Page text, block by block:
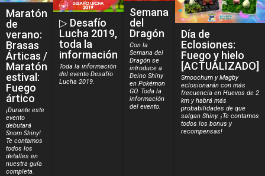
Maratón
de
verano:
Brasas
Árticas /
Maratón
estival:
Fuego
ártico
¡Durante este
evento
debutará
Snom Shiny!
Te contamos
todos los
detalles en
nuestra guía
completa.
▷ Desafío
Lucha 2019,
toda la
información
Toda la información
del evento Desafío
Lucha 2019.
Semana
del
Dragón
Con la
Semana del
Dragón se
introduce a
Deino Shiny
en Pokémon
GO. Toda la
información
del evento.
Día de
Eclosiones:
Fuego y hielo
[ACTUALIZADO]
Smoochum y Magby
eclosionarán con más
frecuencia en Huevos de 2
km y habrá más
probabilidades de que
salgan Shiny. ¡Te contamos
todos los bonus y
recompensas!